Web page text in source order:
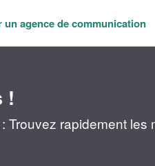
un agence de communication
!
rapidement